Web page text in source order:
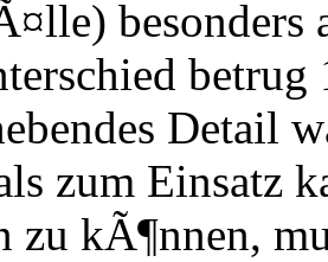
besonders
Detail
zum Einsatz
zu kÃ¶nnen,